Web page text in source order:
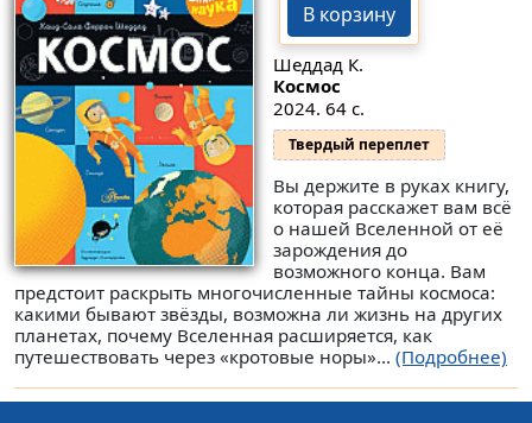
В корзину
Шеддад К.
Космос
2024. 64 с.
Твердый переплет
Вы держите в руках книгу,
которая расскажет вам всё
о нашей Вселенной от её
зарождения до
возможного конца. Вам
предстоит раскрыть многочисленные тайны космоса:
какими бывают звёзды, возможна ли жизнь на других
планетах, почему Вселенная расширяется, как
путешествовать через «кротовые норы»... (Подробнее)